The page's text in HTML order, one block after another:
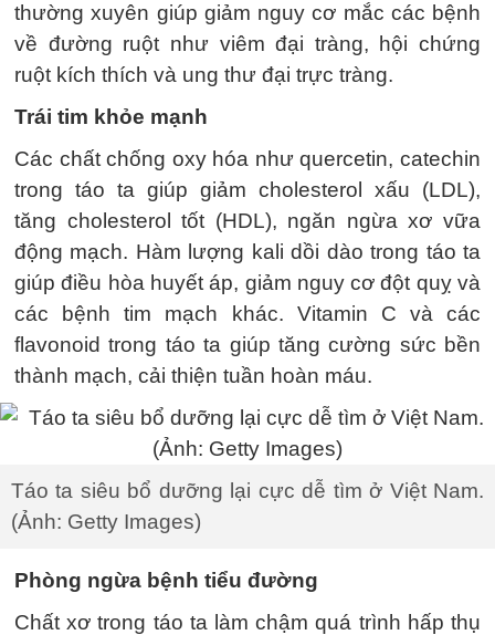
thường xuyên giúp giảm nguy cơ mắc các bệnh
về đường ruột như viêm đại tràng, hội chứng
ruột kích thích và ung thư đại trực tràng.
Trái tim khỏe mạnh
Các chất chống oxy hóa như quercetin, catechin
trong táo ta giúp giảm cholesterol xấu (LDL),
tăng cholesterol tốt (HDL), ngăn ngừa xơ vữa
động mạch. Hàm lượng kali dồi dào trong táo ta
giúp điều hòa huyết áp, giảm nguy cơ đột quỵ và
các bệnh tim mạch khác. Vitamin C và các
flavonoid trong táo ta giúp tăng cường sức bền
thành mạch, cải thiện tuần hoàn máu.
Táo ta siêu bổ dưỡng lại cực dễ tìm ở Việt Nam.
(Ảnh: Getty Images)
Phòng ngừa bệnh tiểu đường
Chất xơ trong táo ta làm chậm quá trình hấp thụ